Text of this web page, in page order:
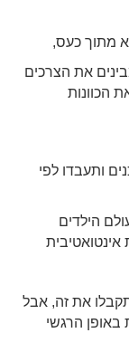
מתוך כעס,
את הצרכים
הכוונות
ותעבדו לפי
הילדים
אינטואטיבית
את זה, אבל
באופן הרגשי